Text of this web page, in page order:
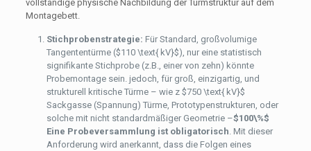
vollständige physische Nachbildung der Turmstruktur auf dem
Montagebett.
Stichprobenstrategie: Für Standard, großvolumige
Tangententürme ($110 \text{ kV}$), nur eine statistisch
signifikante Stichprobe (z.B., einer von zehn) könnte
Probemontage sein. jedoch, für groß, einzigartig, und
strukturell kritische Türme – wie z $750 \text{ kV}$
Sackgasse (Spannung) Türme, Prototypenstrukturen, oder
solche mit nicht standardmäßiger Geometrie –$100\%$
Eine Probeversammlung ist obligatorisch . Mit dieser
Anforderung wird anerkannt, dass die Folgen eines